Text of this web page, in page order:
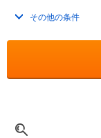
トグルを開く
その他の条件